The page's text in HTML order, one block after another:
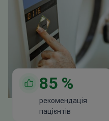
85 %
рекомендація
пацієнтів